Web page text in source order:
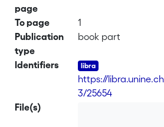
page
To page
1
Publication
type
book part
Identifiers
https://
3/25654
File(s)